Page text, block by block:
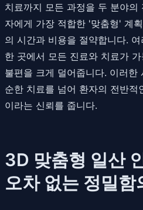
치료까지 모든 과정을 두 분야
자에게 가장 적합한 '맞춤형' 계
의 시간과 비용을 절약합니다.
한 곳에서 모든 진료와 치료가
불편을 크게 덜어줍니다. 이러한
순한 치료를 넘어 환자의 전반적
이라는 신뢰를 줍니다.
3D 맞춤형 일산
오차 없는 정밀함